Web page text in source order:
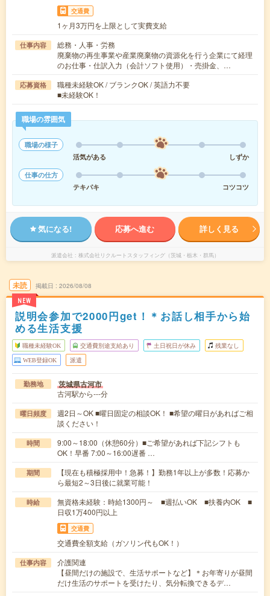
交通費
1ヶ月3万円を上限として実費支給
仕事内容
総務・人事・労務
廃棄物の再生事業や産業廃棄物の資源化を行う企業にて経理
のお仕事・仕訳入力（会計ソフト使用）・売掛金、…
応募資格
職種未経験OK / ブランクOK / 英語力不要
■未経験OK！
職場の雰囲気
職場の様子
活気がある
しずか
仕事の仕方
テキパキ
コツコツ
気になる! 応募へ進む 詳しく見る
派遣会社 株式会社リクルートスタッフィング（茨城・栃木・群馬）
未読
NEW
掲載日 2026/08/08
説明会参加で2000円get！＊お話し相手から始
める生活支援
職種未経験OK 交通費別途支給あり 土日祝日が休み 残業なし
WEB登録OK 派遣
勤務地 茨城県古河市
古河駅から---分
曜日頻度
週2日～OK ■曜日固定の相談OK！ ■希望の曜日があればご相
談ください！
時間
9:00～18:00（休憩60分）■ご希望があれば下記シフトも
OK！早番 7:00～16:00遅番 …
期間
【現在も積極採用中！急募！】勤務1年以上が多数！応募か
ら最短2～3日後に就業可能！
時給
無資格未経験：時給1300円～ ■週払いOK ■扶養内OK ■
日収1万400円以上
交通費
交通費全額支給（ガソリン代もOK！）
仕事内容
介護関連
【昼間だけの施設で、生活サポートなど】＊お年寄りが昼間
だけ生活のサポートを受けたり、気分転換できるデ…